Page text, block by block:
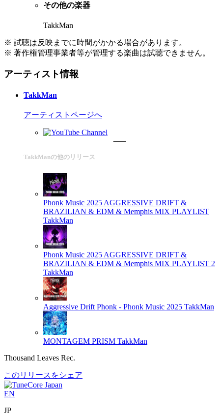
その他の楽器
TakkMan
※ 試聴は反映までに時間がかかる場合があります。
※ 著作権管理事業者等が管理する楽曲は試聴できません。
アーティスト情報
TakkMan
アーティストページへ
TakkManの他のリリース
Phonk Music 2025 AGGRESSIVE DRIFT &
BRAZILIAN & EDM & Memphis MIX PLAYLIST
TakkMan
Phonk Music 2025 AGGRESSIVE DRIFT &
BRAZILIAN & EDM & Memphis MIX PLAYLIST 2
TakkMan
Aggressive Drift Phonk - Phonk Music 2025 TakkMan
MONTAGEM PRISM TakkMan
Thousand Leaves Rec.
このリリースをシェア
EN
JP